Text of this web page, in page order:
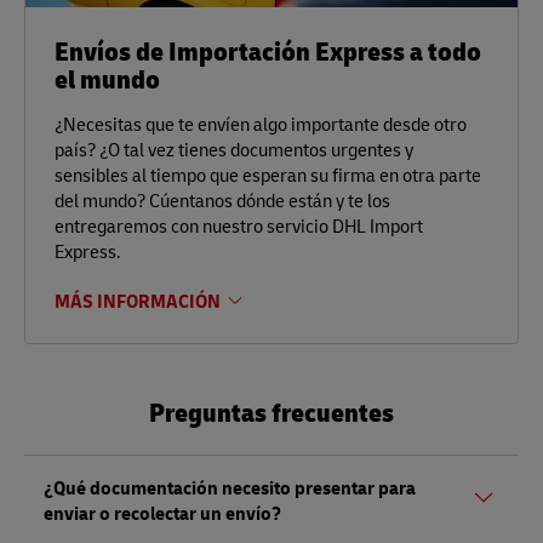
Envíos de Importación Express a todo
el mundo
¿Necesitas que te envíen algo importante desde otro
país? ¿O tal vez tienes documentos urgentes y
sensibles al tiempo que esperan su firma en otra parte
del mundo? Cúentanos dónde están y te los
entregaremos con nuestro servicio DHL Import
Express.
MÁS INFORMACIÓN
Preguntas frecuentes
¿Qué documentación necesito presentar para
enviar o recolectar un envío?